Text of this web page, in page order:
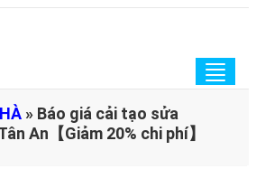
» Báo giá cải tạo sửa
An【Giảm 20% chi phí】